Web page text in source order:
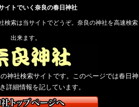
イトでいく奈良の春日神社
検索は当サイトでどうぞ。奈良の神社を高速検索
出来ます。
神社検索サイトです。このページでは春日神
詳細情報を記しています。